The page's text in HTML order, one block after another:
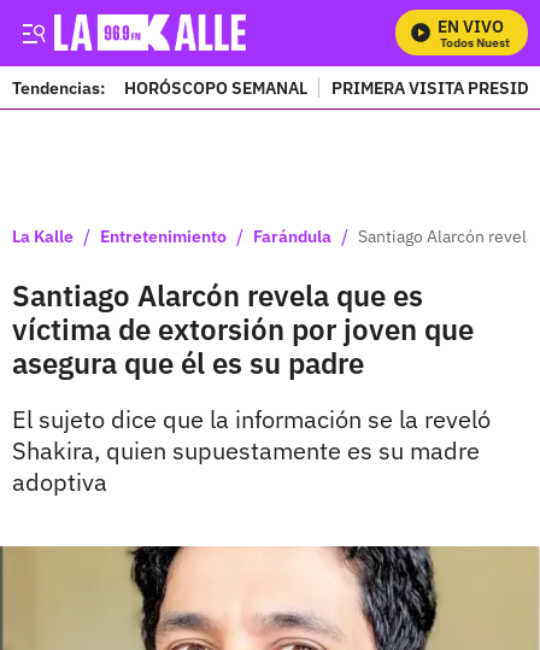
EN VIVO
Mira Todos Nuestros
Tendencias: HORÓSCOPO SEMANAL PRIMERA VISITA
La Kalle / Entretenimiento / Farándula / Santiago Alarcón
Santiago Alarcón revela que es
víctima de extorsión por joven que
asegura que él es su padre
El sujeto dice que la información se la reveló
Shakira, quien supuestamente es su madre
adoptiva